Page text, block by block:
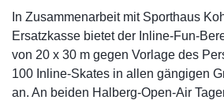
In Zusammenarbeit mit Sporthaus
Ersatzkasse bietet der Inline-Fun-
von 20 x 30 m gegen Vorlage des
100 Inline-Skates in allen gängigen
an. An beiden Halberg-Open-Air